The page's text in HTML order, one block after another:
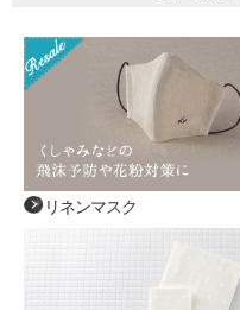
リネンマスク